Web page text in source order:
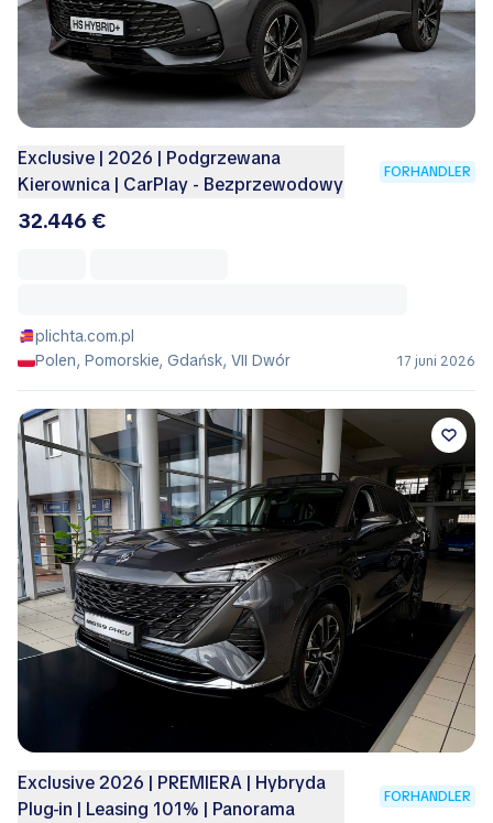
Exclusive | 2026 | Podgrzewana
Kierownica | CarPlay - Bezprzewodowy
FORHANDLER
32.446 €
plichta.com.pl
Polen, Pomorskie, Gdańsk, VII Dwór
17 juni 2026
Exclusive 2026 | PREMIERA | Hybryda
Plug-in | Leasing 101% | Panorama
FORHANDLER